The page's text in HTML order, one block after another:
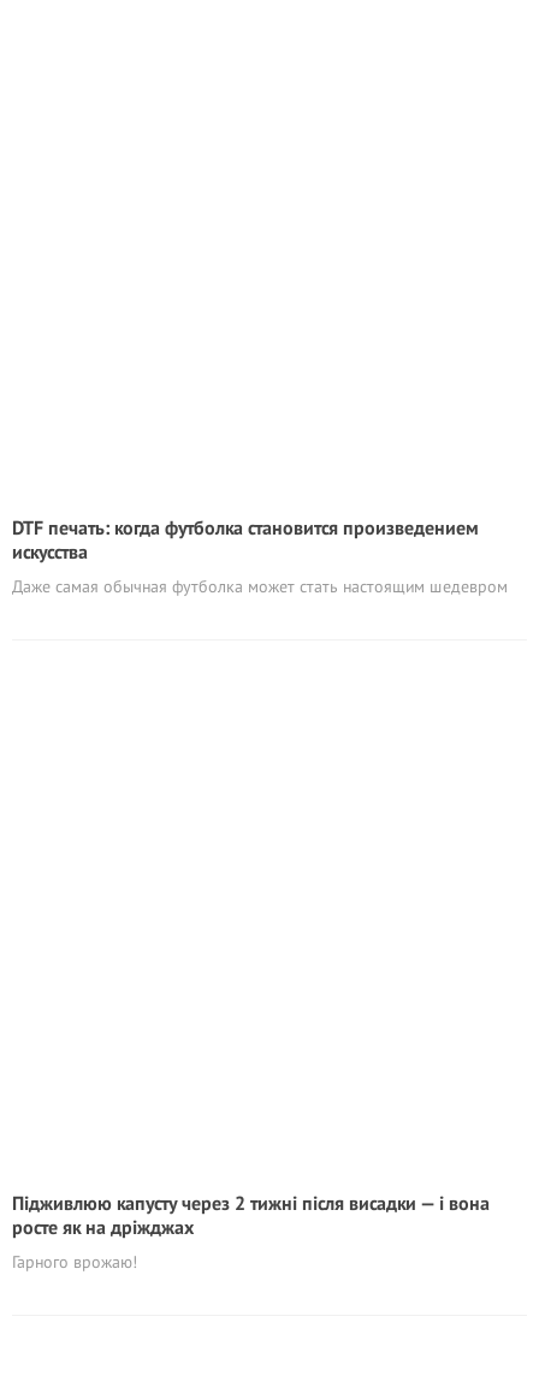
DTF печать: когда футболка становится произведением
искусства
Даже самая обычная футболка может стать настоящим шедевром
Підживлюю капусту через 2 тижні після висадки — і вона
росте як на дріжджах
Гарного врожаю!